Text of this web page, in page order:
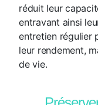
réduit leur
entravant ainsi
entretien régulier
leur rendement,
de vie.